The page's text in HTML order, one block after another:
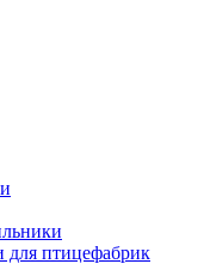
для птицефабрик